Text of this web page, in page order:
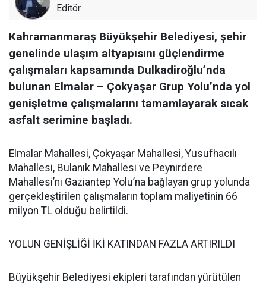
Editör
Kahramanmaraş Büyükşehir Belediyesi, şehir
genelinde ulaşım altyapısını güçlendirme
çalışmaları kapsamında Dulkadiroğlu’nda
bulunan Elmalar – Çokyaşar Grup Yolu’nda yol
genişletme çalışmalarını tamamlayarak sıcak
asfalt serimine başladı.
Elmalar Mahallesi, Çokyaşar Mahallesi, Yusufhacılı
Mahallesi, Bulanık Mahallesi ve Peynirdere
Mahallesi’ni Gaziantep Yolu’na bağlayan grup yolunda
gerçekleştirilen çalışmaların toplam maliyetinin 66
milyon TL olduğu belirtildi.
YOLUN GENİŞLİĞİ İKİ KATINDAN FAZLA ARTIRILDI
Büyükşehir Belediyesi ekipleri tarafından yürütülen